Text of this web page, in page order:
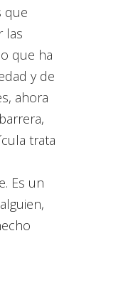
que
las
que ha
y de
ahora
trata
Es un